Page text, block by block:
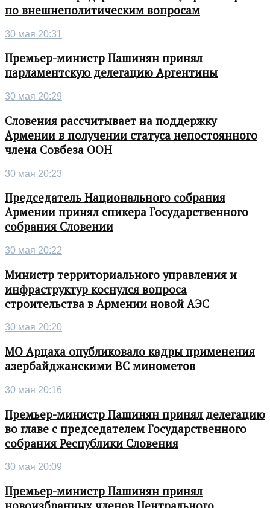
по внешнеполитическим вопросам
30 мая 20:31
Премьер-министр Пашинян принял
парламентскую делегацию Аргентины
30 мая 20:29
Словения рассчитывает на поддержку
Армении в получении статуса непостоянного
члена Совбеза ООН
30 мая 20:23
Председатель Национального собрания
Армении принял спикера Государственного
собрания Словении
30 мая 20:22
Министр территориального управления и
инфраструктур коснулся вопроса
строительства в Армении новой АЭС
30 мая 20:20
МО Арцаха опубликовало кадры применения
азербайджанскими ВС минометов
30 мая 20:16
Премьер-министр Пашинян принял делегацию
во главе с председателем Государственного
собрания Республики Словения
30 мая 20:09
Премьер-министр Пашинян принял